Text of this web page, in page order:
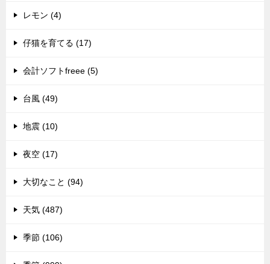
レモン (4)
仔猫を育てる (17)
会計ソフトfreee (5)
台風 (49)
地震 (10)
夜空 (17)
大切なこと (94)
天気 (487)
季節 (106)